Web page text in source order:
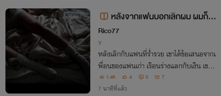
หลังจากแฟนบอกเลิกผม ผมก็ส
อยเพื่อนธงแดงของแฟนเก่าทั้งกลุ่มเ
ลยครับ pwp
Rico77
Y
หลังเลิกกับแฟนที่ร่ำรวย เขาได้ข้อเสนอจากเ
พื่อนของแฟนเก่า เรือนร่างแลกกับเงิน เขาเ
ลยได้สอยเพื่อนของแฟนเก่าทั้งกลุ่ม ทั้งยังจ
ากไปพร้อมกับเงิน แต่แล้วทำไมเหล่าตู้กดเงิ
1.4K 4 0 7
7 นาทีที่แล้ว